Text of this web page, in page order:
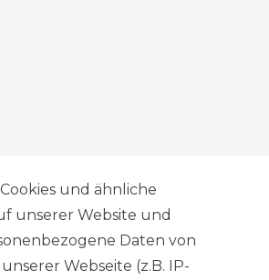
AGB
und ähnliche
unserer Website und
Daten von
Webseite (z.B. IP-